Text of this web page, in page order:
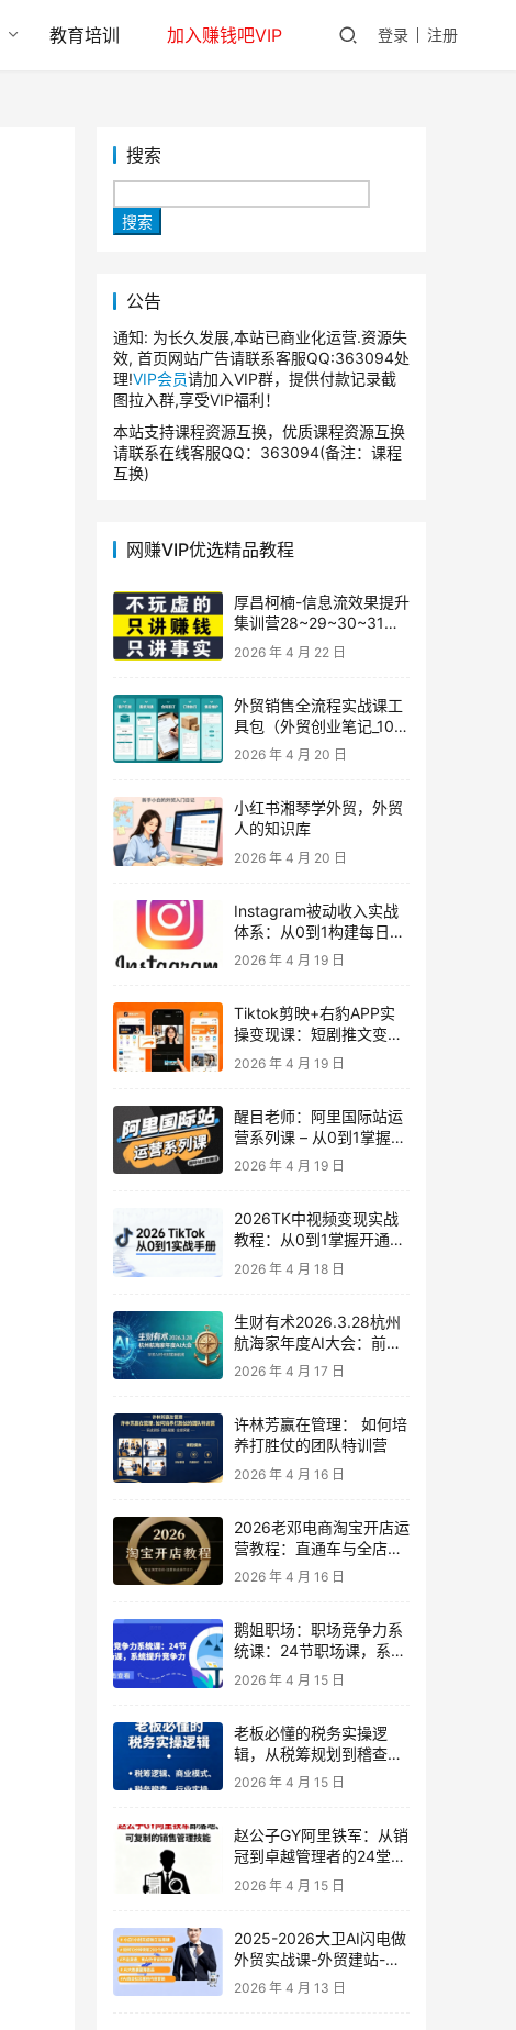
教育培训 加入赚钱吧VIP 登录 注册
搜索
搜索
公告
通知: 为长久发展,本站已商业化运营.资源失
效, 首页网站广告请联系客服QQ:363094处
理!VIP会员请加入VIP群，提供付款记录截
图拉入群,享受VIP福利！
本站支持课程资源互换，优质课程资源互换
请联系在线客服QQ：363094(备注：课程
互换)
网赚VIP优选精品教程
厚昌柯楠-信息流效果提升
集训营28~29~30~31
期，智能投放·巨量AD/百
度优化·AI提效指南
2026 年 4 月 22 日
外贸销售全流程实战课工
具包（外贸创业笔记_10年
外贸经验）
2026 年 4 月 20 日
小红书湘琴学外贸，外贸
人的知识库
2026 年 4 月 20 日
Instagram被动收入实战
体系：从0到1构建每日盈
利的自动销售漏斗
2026 年 4 月 19 日
Tiktok剪映+右豹APP实
操变现课：短剧推文变现
全教程来了！
2026 年 4 月 19 日
醒目老师：阿里国际站运
营系列课 – 从0到1掌握平
台运营核心技巧
2026 年 4 月 19 日
2026TK中视频变现实战
教程：从0到1掌握开通、
养号、剪辑到变现，新手
副业首选
2026 年 4 月 18 日
生财有术2026.3.28杭州
航海家年度AI大会：前沿
趋势×落地案例×技能图谱
2026 年 4 月 17 日
许林芳赢在管理： 如何培
养打胜仗的团队特训营
2026 年 4 月 16 日
2026老邓电商淘宝开店运
营教程：直通车与全店推
广系统课
2026 年 4 月 16 日
鹅姐职场：职场竞争力系
统课：24节职场课，系统
提升竞争力
2026 年 4 月 15 日
老板必懂的税务实操逻
辑，从税筹规划到稽查应
对，为企业稳健增长保驾
2026 年 4 月 15 日
赵公子GY阿里铁军：从销
冠到卓越管理者的24堂实
战课
2026 年 4 月 15 日
2025-2026大卫AI闪电做
外贸实战课-外贸建站-开
发客户-内容营销-从0到3
2026 年 4 月 13 日